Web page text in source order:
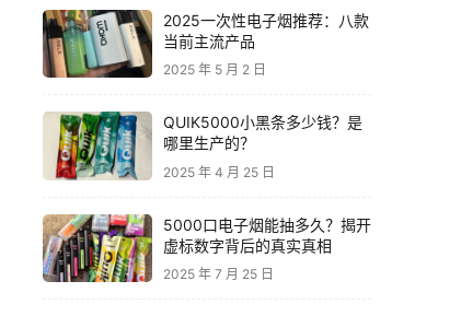
2025一次性电子烟推荐：八款
当前主流产品
2025 年 5 月 2 日
QUIK5000小黑条多少钱？是
哪里生产的？
2025 年 4 月 25 日
5000口电子烟能抽多久？揭开
虚标数字背后的真实真相
2025 年 7 月 25 日